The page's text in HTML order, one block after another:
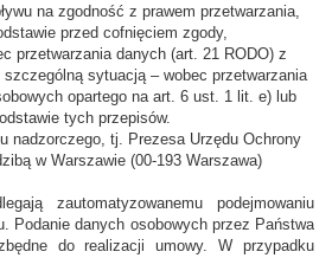
na zgodność z prawem przetwarzania,
przed cofnięciem zgody,
przetwarzania danych (art. 21 RODO) z
sytuacją – wobec przetwarzania
opartego na art. 6 ust. 1 lit. e) lub
tych przepisów.
nadzorczego, tj. Prezesa Urzędu Ochrony
w Warszawie (00-193 Warszawa)
zautomatyzowanemu podejmowaniu
Podanie danych osobowych przez Państwa
do realizacji umowy. W przypadku